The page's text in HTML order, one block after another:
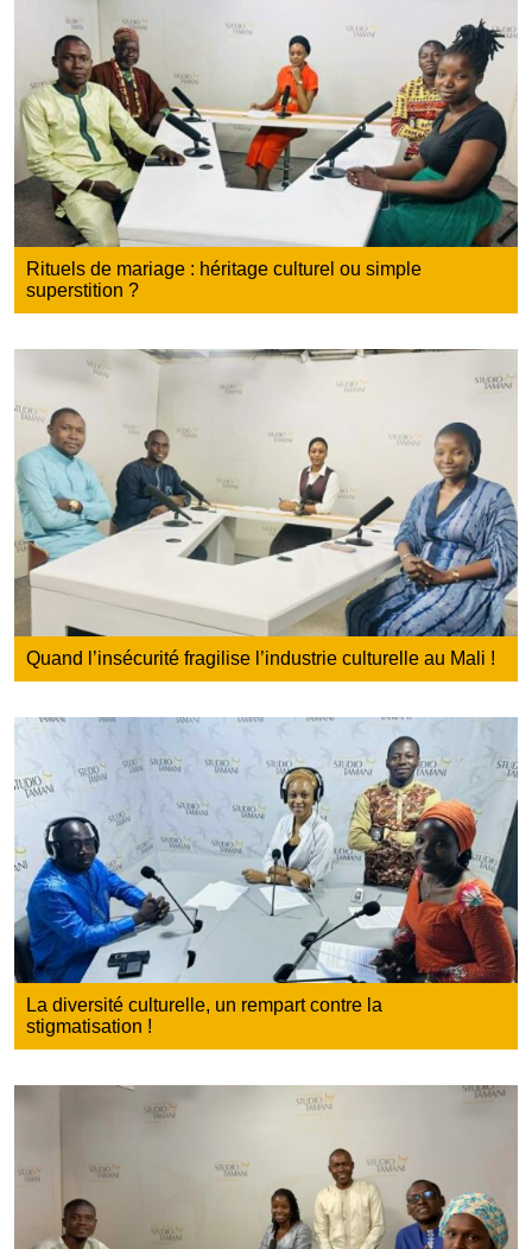
Rituels de mariage : héritage culturel ou simple
superstition ?
Quand l’insécurité fragilise l’industrie culturelle au Mali !
La diversité culturelle, un rempart contre la
stigmatisation !